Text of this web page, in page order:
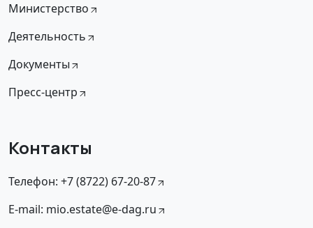
Министерство
Деятельность
Документы
Пресс-центр
Контакты
Телефон: +7 (8722) 67-20-87
E-mail: mio.estate@e-dag.ru